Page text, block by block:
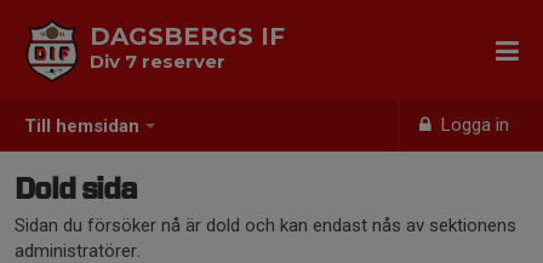
Till hemsidan Logga in
DAGSBERGS IF
Div 7 reserver
Dold sida
Sidan du försöker nå är dold och kan endast nås av sektionens
administratörer.